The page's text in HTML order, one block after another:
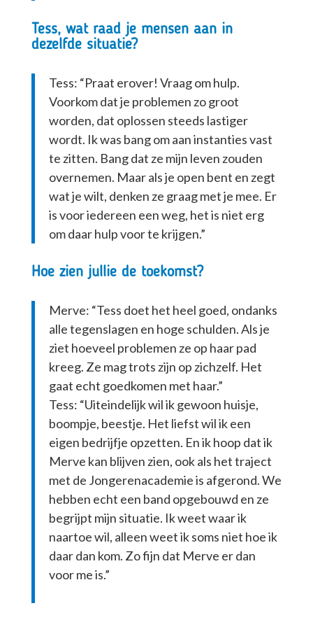
Tess, wat raad je mensen aan in
dezelfde situatie?
Tess: “Praat erover! Vraag om hulp.
Voorkom dat je problemen zo groot
worden, dat oplossen steeds lastiger
wordt. Ik was bang om aan instanties vast
te zitten. Bang dat ze mijn leven zouden
overnemen. Maar als je open bent en zegt
wat je wilt, denken ze graag met je mee. Er
is voor iedereen een weg, het is niet erg
om daar hulp voor te krijgen.”
Hoe zien jullie de toekomst?
Merve: “Tess doet het heel goed, ondanks
alle tegenslagen en hoge schulden. Als je
ziet hoeveel problemen ze op haar pad
kreeg. Ze mag trots zijn op zichzelf. Het
gaat echt goedkomen met haar.”
Tess: “Uiteindelijk wil ik gewoon huisje,
boompje, beestje. Het liefst wil ik een
eigen bedrijfje opzetten. En ik hoop dat ik
Merve kan blijven zien, ook als het traject
met de Jongerenacademie is afgerond. We
hebben echt een band opgebouwd en ze
begrijpt mijn situatie. Ik weet waar ik
naartoe wil, alleen weet ik soms niet hoe ik
daar dan kom. Zo fijn dat Merve er dan
voor me is.”